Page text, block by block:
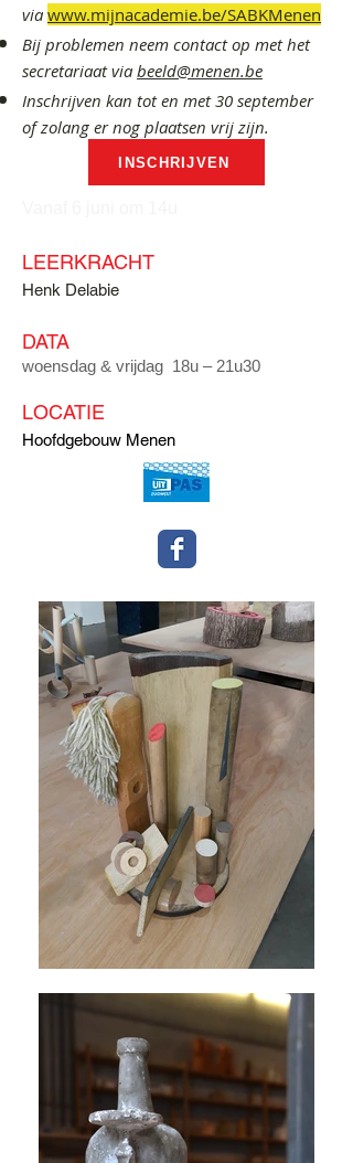
via www.mijnacademie.be/SABKMenen
Bij problemen neem contact op met het
secretariaat via beeld@menen.be
Inschrijven kan tot en met 30 september
of zolang er nog plaatsen vrij zijn.
INSCHRIJVEN
LEERKRACHT
Henk Delabie
DATA
woensdag & vrijdag 18u – 21u30
LOCATIE
Hoofdgebouw Menen